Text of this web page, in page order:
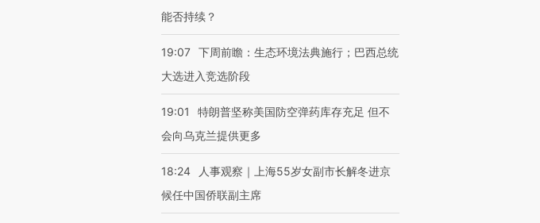
能否持续？
19:07 下周前瞻：生态环境法典施行；巴西总统
大选进入竞选阶段
19:01
特朗普坚称美国防空弹药库存充足 但不
会向乌克兰提供更多
18:24
人事观察｜上海55岁女副市长解冬进京
候任中国侨联副主席